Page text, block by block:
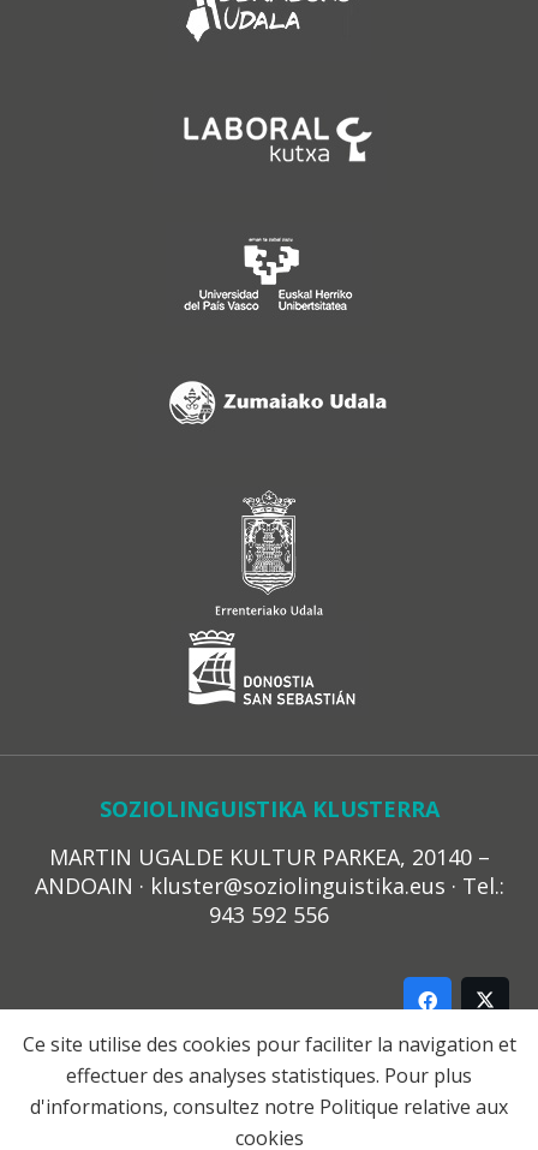
SOZIOLINGUISTIKA KLUSTERRA
MARTIN UGALDE KULTUR PARKEA, 20140 –
ANDOAIN · kluster@soziolinguistika.eus · Tel.:
943 592 556
LEGE OHARRA
PRIBATUTASUN POLITIKA
COOKIE-EN POLITIKA
Ce site utilise des cookies pour faciliter la navigation et
effectuer des analyses statistiques. Pour plus
d'informations, consultez notre Politique relative aux
cookies